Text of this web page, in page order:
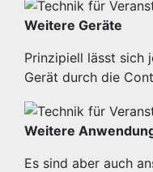
Weitere Geräte
Prinzipiell lässt sich
Gerät durch die
Weitere
Es sind aber auch